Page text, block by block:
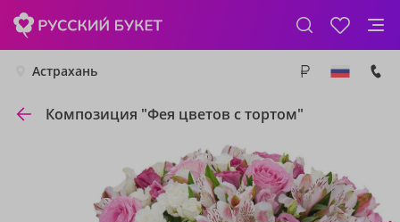
Астрахань
Композиция "Фея цветов с тортом"